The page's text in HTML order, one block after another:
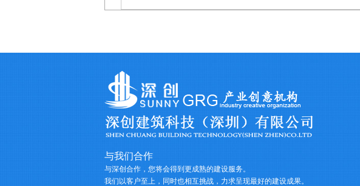
与我们合作
与深创合作，您将会得到更成熟的建设服务。
我们以客户至上，同时也相互挑战，力求呈现最好的建设成果。